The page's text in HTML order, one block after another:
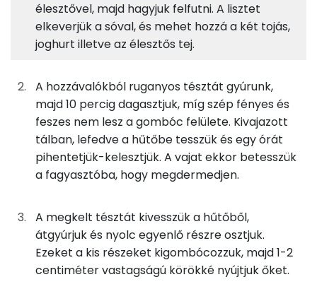
A kiflikhez
75g finomliszt
25gtej
14 kcal
3gcukor
10 kcal
5gfriss élesztő
21gtojás
26 kcal
23gvaj 161 kcal
9%
Fehérje
45%
Szénhidrát
16%
Zsír
30%
Víz
TOP ásványi anyagok
Nátrium
Foszfor
Kálcium
Szelén
Magnézium
TOP vitaminok
Kolin:
élesztővel, majd hagyjuk felfutni. A lisztet
elkeverjük a sóval, és mehet hozzá a két tojás,
joghurt illetve az élesztős tej.
A hozzávalókból ruganyos tésztát gyúrunk,
majd 10 percig dagasztjuk, míg szép fényes és
feszes nem lesz a gombóc felülete. Kivajazott
tálban, lefedve a hűtőbe tesszük és egy órát
pihentetjük-kelesztjük. A vajat ekkor betesszük
a fagyasztóba, hogy megdermedjen.
A megkelt tésztát kivesszük a hűtőből,
átgyúrjuk és nyolc egyenlő részre osztjuk.
Ezeket a kis részeket kigombócozzuk, majd 1-2
centiméter vastagságú körökké nyújtjuk őket.